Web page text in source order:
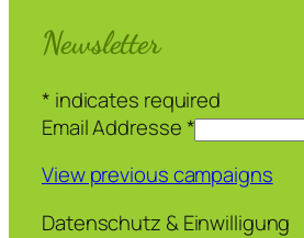
Newsletter
* indicates required
Email Addresse*
View previous campaigns
Datenschutz & Einwilligung